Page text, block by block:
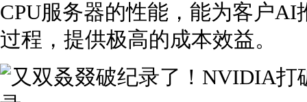
CPU服务器的性能，能为客户
过程，提供极高的成本效益。